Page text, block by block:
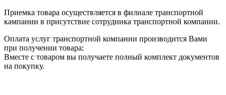
Приемка товара осуществляется в филиале транспортной
кампании в присутствие сотрудника транспортной компании.
Оплата услуг транспортной компании производится Вами
при получении товара;
Вместе с товаром вы получаете полный комплект документов
на покупку.